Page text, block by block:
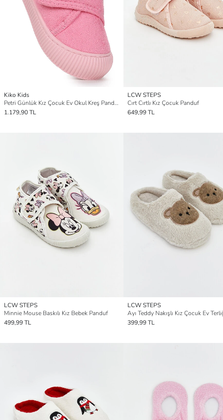
Kiko Kids
Petri Günlük Kız Çocuk Ev Okul Kreş Panduf
1.179,90 TL
LCW STEPS
Cırt Cırtlı Kız Çocuk Panduf
649,99 TL
LCW STEPS
Minnie Mouse Baskılı Kız Bebek Panduf
499,99 TL
LCW STEPS
Ayı Teddy Nakışlı Kız Çocuk Ev
399,99 TL